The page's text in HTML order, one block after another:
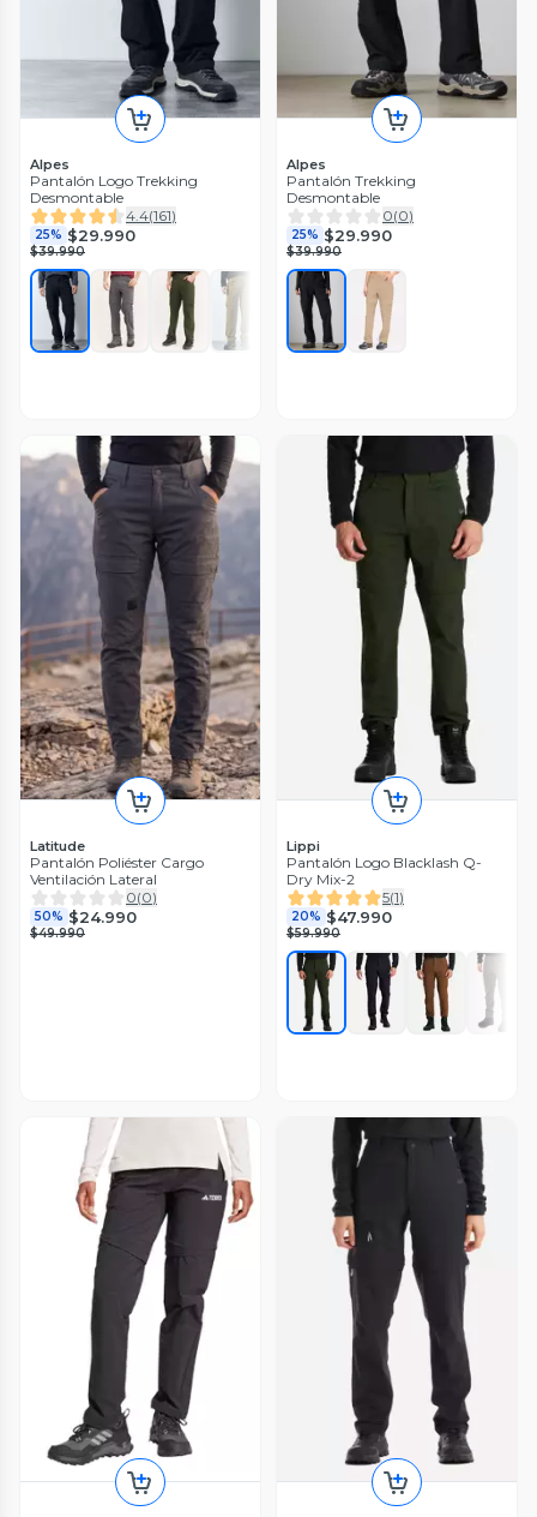
Alpes
Pantalón Logo Trekking
Desmontable
4.4(161)
25% $29.990
$39.990
Alpes
Pantalón Trekking
Desmontable
0(0)
25% $29.990
$39.990
Latitude
Pantalón Poliéster Cargo
Ventilación Lateral
0(0)
50% $24.990
$49.990
Lippi
Pantalón Logo Blacklash Q-
Dry Mix-2
5(1)
20% $47.990
$59.990